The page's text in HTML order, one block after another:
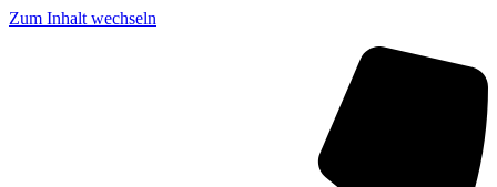
Zum Inhalt wechseln